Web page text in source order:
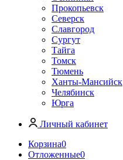
Прокопьевск
Северск
Славгород
Сургут
Тайга
Томск
Тюмень
Ханты-Мансийск
Челябинск
Юрга
Личный кабинет
Корзина0
Отложенные0